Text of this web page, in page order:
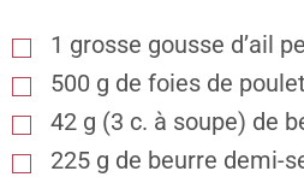
1 grosse gousse d’ail
500 g de foies de
42 g (3 c. à soupe) de
225 g de beurre demi-